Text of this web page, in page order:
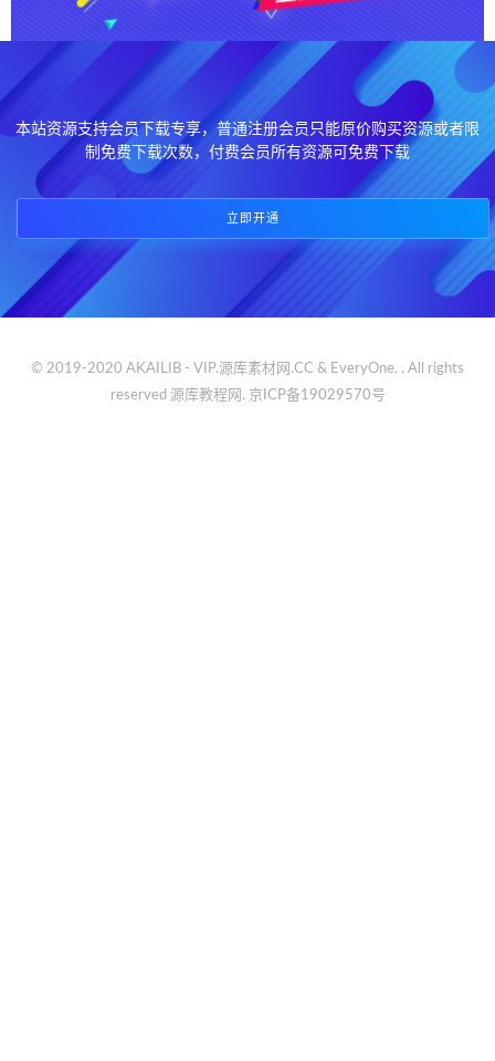
本站资源支持会员下载专享，普通注册会员只能原价购买资源或者限
制免费下载次数，付费会员所有资源可免费下载
立即开通
© 2019-2020 AKAILIB - VIP.源库素材网.CC & EveryOne. . All rights
reserved 源库教程网. 京ICP备19029570号